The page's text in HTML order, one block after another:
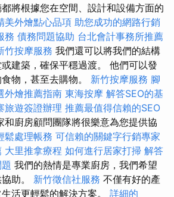
將根據您在空間、設計和設備方面的
美外燴點心品項 助您成功的網路行銷
務 債務問題協助 台北會計事務所推薦
竹按摩服務 我們還可以將我們的結構
建築，確保平穩過渡。 他們可以發
物，甚至去購物。 新竹按摩服務 腳
外燴推薦指南 東海按摩 解答SEO的基
旅遊簽證辦理 推薦最值得信賴的SEO
和廚房顧問團隊將很樂意為您提供協
鬆處理帳務 可信賴的關鍵字行銷專家
大里推拿療程 如何進行居家打掃 解答
我們的熱情是專業廚房，我們希望
助。 新竹徵信社服務 不僅有好的產
活更輕鬆的解決方案。 詳細的